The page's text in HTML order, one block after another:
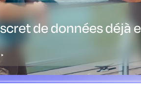
de données déjà